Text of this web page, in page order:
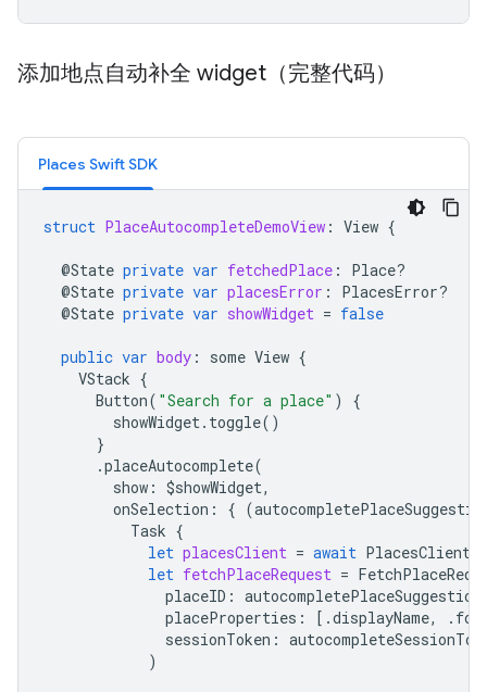
添加地点自动补全 widget（完整代码）
Places Swift SDK
struct PlaceAutocompleteDemoView : View {
@State private var fetchedPlace : Place?
@State private var placesError : PlacesError?
@State private var showWidget = false
public var body : some View {
VStack {
Button( "Search for a place" )
{
showWidget . toggle()
}
.placeAutocomplete(
show : $showWidget,
onSelection : { (
Task {
let placesClient = await PlacesClient
let fetchPlaceRequest =
placeID : autocompletePlaceSuggestion
placeProperties : [.displayName, .
sessionToken :
)